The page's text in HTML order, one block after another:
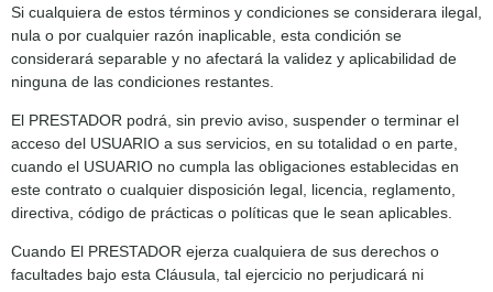
Si cualquiera de estos términos y condiciones se considerara ilegal,
nula o por cualquier razón inaplicable, esta condición se
considerará separable y no afectará la validez y aplicabilidad de
ninguna de las condiciones restantes.
El PRESTADOR podrá, sin previo aviso, suspender o terminar el
acceso del USUARIO a sus servicios, en su totalidad o en parte,
cuando el USUARIO no cumpla las obligaciones establecidas en
este contrato o cualquier disposición legal, licencia, reglamento,
directiva, código de prácticas o políticas que le sean aplicables.
Cuando El PRESTADOR ejerza cualquiera de sus derechos o
facultades bajo esta Cláusula, tal ejercicio no perjudicará ni